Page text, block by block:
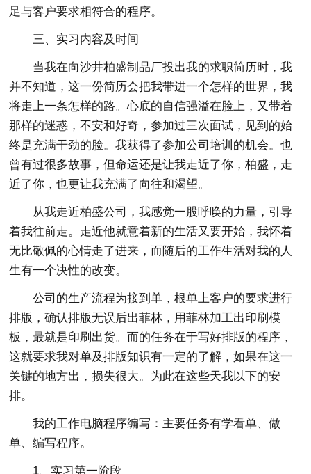
足与客户要求相符合的程序。
三、实习内容及时间
当我在向沙井柏盛制品厂投出我的求职简历时，我
并不知道，这一份简历会把我带进一个怎样的世界，我
将走上一条怎样的路。心底的自信强溢在脸上，又带着
那样的迷惑，不安和好奇，参加过三次面试，见到的始
终是充满干劲的脸。我获得了参加公司培训的机会。也
曾有过很多故事，但命运还是让我走近了你，柏盛，走
近了你，也更让我充满了向往和渴望。
从我走近柏盛公司，我感觉一股呼唤的力量，引导
着我往前走。走近他就意着新的生活又要开始，我怀着
无比敬佩的心情走了进来，而随后的工作生活对我的人
生有一个决性的改变。
公司的生产流程为接到单，根单上客户的要求进行
排版，确认排版无误后出菲林，用菲林加工出印刷模
板，最就是印刷出货。而的任务在于写好排版的程序，
这就要求我对单及排版知识有一定的了解，如果在这一
关键的地方出，损失很大。为此在这些天我以下的安
排。
我的工作电脑程序编写：主要任务有学看单、做
单、编写程序。
1、实习第一阶段